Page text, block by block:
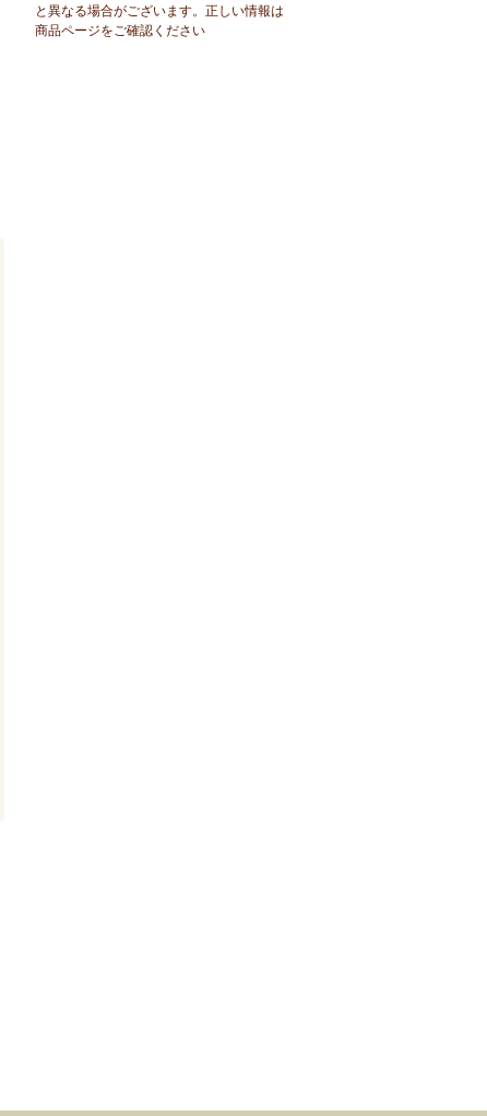
と異なる場合がございます。正しい情報は
商品ページをご確認ください